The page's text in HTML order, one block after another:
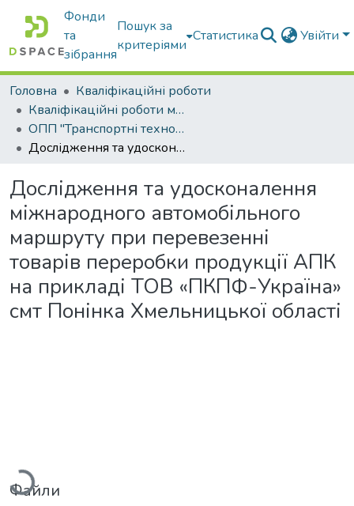
Фонди
та
зібрання
Пошук за
критеріями
Статистика Увійти
Головна
Кваліфікаційні роботи
Кваліфікаційні роботи магістрів
ОПП "Транспортні технології на автомобільному транспорті"
Дослідження та удосконалення міжнародного автомобільного маршруту при перевезенні товарів переробки продукції АПК на прикладі ТОВ «ПКПФ-Україна» смт Понінка Хмельницької області
Дослідження та удосконалення
міжнародного автомобільного
маршруту при перевезенні
товарів переробки продукції АПК
на прикладі ТОВ «ПКПФ-Україна»
смт Понінка Хмельницької області
Вантажиться...
Файли